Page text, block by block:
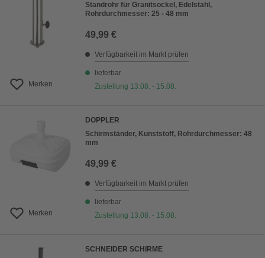
Merken
Standrohr für Granitsockel, Edelstahl,
Rohrdurchmesser: 25 - 48 mm
49,99 €
Verfügbarkeit im Markt prüfen
lieferbar
Zustellung 13.08. - 15.08.
Merken
DOPPLER
Schirmständer, Kunststoff, Rohrdurchmesser: 48
mm
49,99 €
Verfügbarkeit im Markt prüfen
lieferbar
Zustellung 13.08. - 15.08.
SCHNEIDER SCHIRME